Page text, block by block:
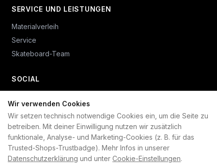
Wir verwenden Cookies
Wir setzen technisch notwendige Cookies ein, um die Seite zu
betreiben. Mit deiner Einwilligung nutzen wir zusätzlich
funktionale, Analyse- und Marketing-Cookies (z. B. für das
Trusted-Shops-Trustbadge). Mehr Infos in unserer
Datenschutzerklärung und unter Cookie-Einstellungen.
SERVICE UND LEISTUNGEN
Materialverleih
Service
Skateboard-Team
SOCIAL
+49 234 687 00 38
shop@plan-b-funsport.de
Sichere Zahlung mit: